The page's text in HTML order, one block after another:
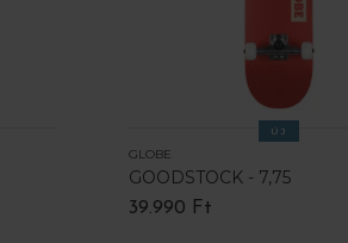
ÚJ
GLOBE
GOODSTOCK - 7,75
39.990 Ft